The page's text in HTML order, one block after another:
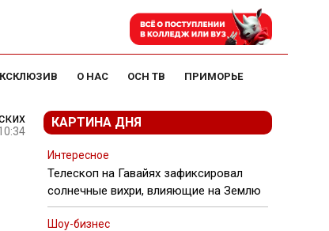
О НАС ОСН ТВ ПРИМОРЬЕ
КАРТИНА ДНЯ
Интересное
Телескоп на Гавайях зафиксировал
солнечные вихри, влияющие на Землю
Шоу-бизнес